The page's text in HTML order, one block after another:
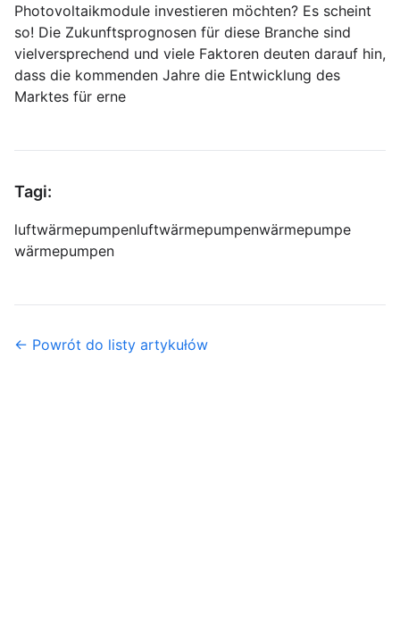
Photovoltaikmodule investieren möchten? Es scheint
so! Die Zukunftsprognosen für diese Branche sind
vielversprechend und viele Faktoren deuten darauf hin,
dass die kommenden Jahre die Entwicklung des
Marktes für erne
Tagi:
luftwärmepumpenluftwärmepumpenwärmepumpe
wärmepumpen
← Powrót do listy artykułów